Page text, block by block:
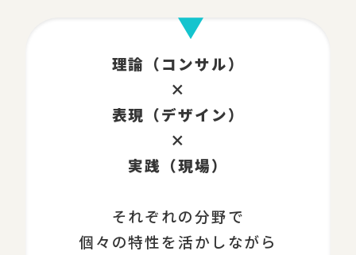
理論（コンサル）
×
表現（デザイン）
×
実践（現場）
それぞれの分野で
個々の特性を活かしながら